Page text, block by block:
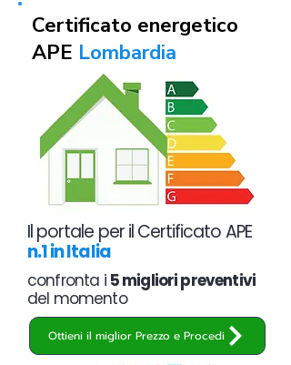
Certificato energetico
APE Lombardia
Il portale per il Certificato APE
n.1 in Italia
confronta i 5 migliori preventivi
del momento
Ottieni il miglior Prezzo e Procedi